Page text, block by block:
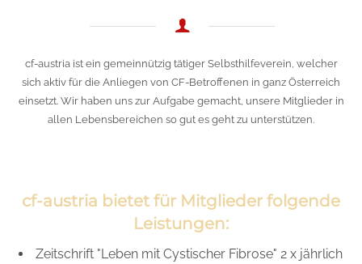
cf-austria ist ein gemeinnützig tätiger Selbsthilfeverein, welcher
sich aktiv für die Anliegen von CF-Betroffenen in ganz Österreich
einsetzt. Wir haben uns zur Aufgabe gemacht, unsere Mitglieder in
allen Lebensbereichen so gut es geht zu unterstützen.
cf-austria bietet für Mitglieder folgende
Leistungen:
Zeitschrift "Leben mit Cystischer Fibrose" 2 x jährlich